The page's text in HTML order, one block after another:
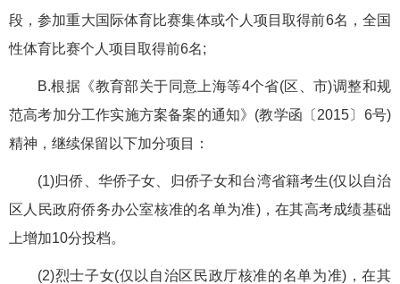
段，参加重大国际体育比赛集体或个人项目取得前6名，全国
性体育比赛个人项目取得前6名;
B.根据《教育部关于同意上海等4个省(区、市)调整和规
范高考加分工作实施方案备案的通知》(教学函〔2015〕6号)
精神，继续保留以下加分项目：
(1)归侨、华侨子女、归侨子女和台湾省籍考生(仅以自治
区人民政府侨务办公室核准的名单为准)，在其高考成绩基础
上增加10分投档。
(2)烈士子女(仅以自治区民政厅核准的名单为准)，在其